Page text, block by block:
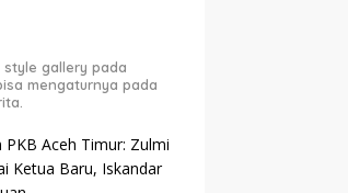
gallery pada
mengaturnya pada